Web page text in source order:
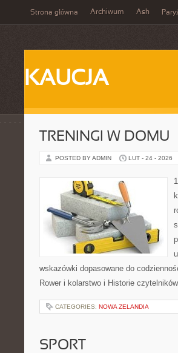
Strona główna Archiwum Ash
KAUCJA
TRENINGI W DOMU
POSTED BY ADMIN LUT - 24 - 2026
wskazówki dopasowane do
Rower i kolarstwo i Historie
CATEGORIES: NOWA ZELANDIA
SPORT